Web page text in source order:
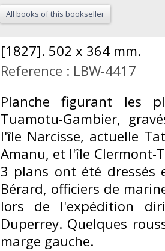
All books of this bookseller
‎[1827]. 502 x 364 mm.‎
Reference : LBW-4417
‎Planche figurant les
Tuamotu-Gambier,
l'île Narcisse, actuelle
Amanu, et l'île Clermont-
3 plans ont été
Bérard, officiers de
lors de l'expédition
Duperrey. Quelques
marge gauche.‎